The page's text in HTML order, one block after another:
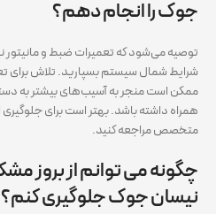
جوک را انجام دهم؟
توصیه می‌شود که تعمیرات ضبط و
شرایط شمال سیستم بسپارید. تلاش برای
ممکن است منجر به آسیب‌های بیشتر به
همراه داشته باشد. بهتر است برای جلوگیری
متخصص مراجعه کنید.
چگونه می‌ توانم از بروز
نیسان جوک جلوگیری کنم؟